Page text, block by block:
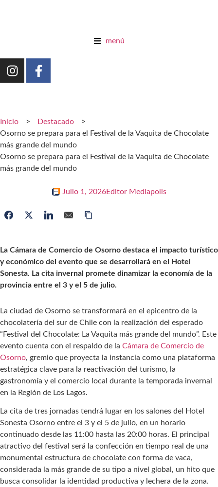
menú
Inicio > Destacado
>
Osorno se prepara para el Festival de la Vaquita de Chocolate
más grande del mundo
Osorno se prepara para el Festival de la Vaquita de Chocolate
más grande del mundo
Julio 1, 2026Editor Mediapolis
La Cámara de Comercio de Osorno destaca el impacto turístico
y económico del evento que se desarrollará en el Hotel
Sonesta. La cita invernal promete dinamizar la economía de la
provincia entre el 3 y el 5 de julio.
La ciudad de Osorno se transformará en el epicentro de la
chocolatería del sur de Chile con la realización del esperado
“Festival del Chocolate: La Vaquita más grande del mundo”. Este
evento cuenta con el respaldo de la Cámara de Comercio de
Osorno, gremio que proyecta la instancia como una plataforma
estratégica clave para la reactivación del turismo, la
gastronomía y el comercio local durante la temporada invernal
en la Región de Los Lagos.
La cita de tres jornadas tendrá lugar en los salones del Hotel
Sonesta Osorno entre el 3 y el 5 de julio, en un horario
continuado desde las 11:00 hasta las 20:00 horas. El principal
atractivo del festival será la confección en tiempo real de una
monumental estructura de chocolate con forma de vaca,
considerada la más grande de su tipo a nivel global, un hito que
busca consolidar la identidad productiva y lechera de la zona.